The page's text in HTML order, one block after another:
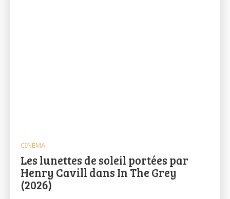
CINÉMA
Les lunettes de soleil portées par
Henry Cavill dans In The Grey
(2026)